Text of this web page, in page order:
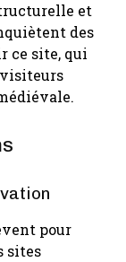
et
des
ce site, qui
pour
sites